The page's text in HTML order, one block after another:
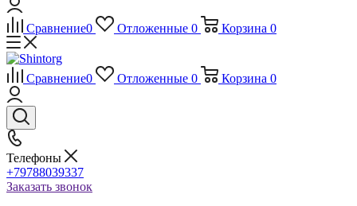
Сравнение0 Отложенные 0 Корзина 0
Сравнение0 Отложенные 0 Корзина 0
Телефоны
+79788039337
Заказать звонок